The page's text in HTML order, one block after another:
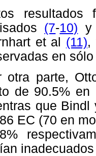
resultados
(7-10) y
et al (11),
en
otra parte,
de 90.5%
que Bindl
EC (70 en